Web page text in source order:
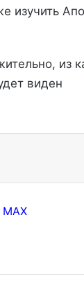
изучить
из
виден
MAX